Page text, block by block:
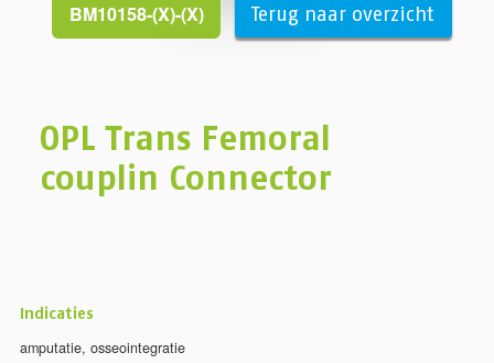
BM10158-(X)-(X) Terug naar overzicht
OPL Trans Femoral
couplin Connector
Indicaties
amputatie, osseointegratie